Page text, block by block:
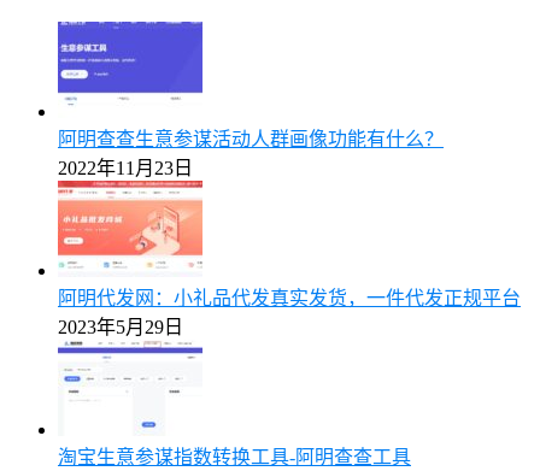
阿明查查生意参谋活动人群画像功能有什么？
2022年11月23日
阿明代发网：小礼品代发真实发货，一件代发正规平台
2023年5月29日
淘宝生意参谋指数转换工具-阿明查查工具